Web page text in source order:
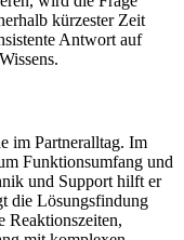
kürzester Zeit
Antwort auf
im Partneralltag. Im
Funktionsumfang und
und Support hilft er
die Lösungsfindung
Reaktionszeiten,